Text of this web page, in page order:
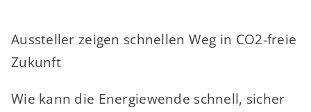
Aussteller zeigen schnellen Weg in CO2-freie
Zukunft
Wie kann die Energiewende schnell, sicher